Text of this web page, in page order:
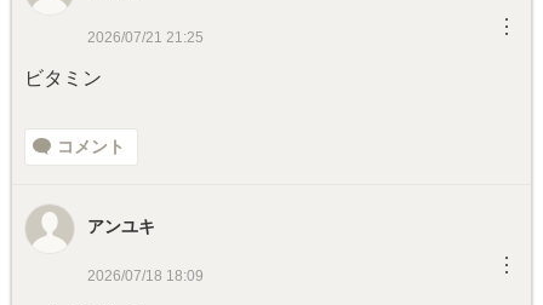
2026/07/21 21:25 ︙
ビタミン
コメント
アンユキ
2026/07/18 18:09 ︙